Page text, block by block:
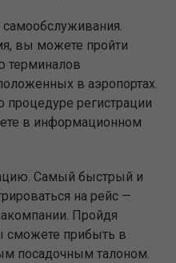
самообслуживания.
вы можете пройти
терминалов
в аэропортах.
регистрации
в информационном
Самый быстрый и
на рейс —
Пройдя
сможете прибыть в
посадочным талоном.